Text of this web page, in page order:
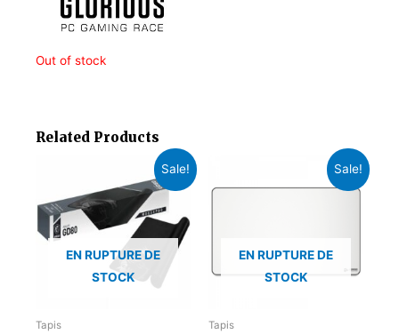
Out of stock
Related Products
Sale!
EN RUPTURE DE
STOCK
Tapis
Sale!
EN RUPTURE DE
STOCK
Tapis